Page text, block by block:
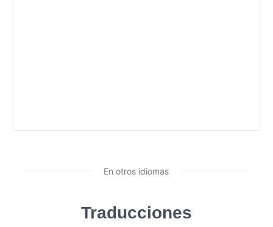
En otros idiomas
Traducciones